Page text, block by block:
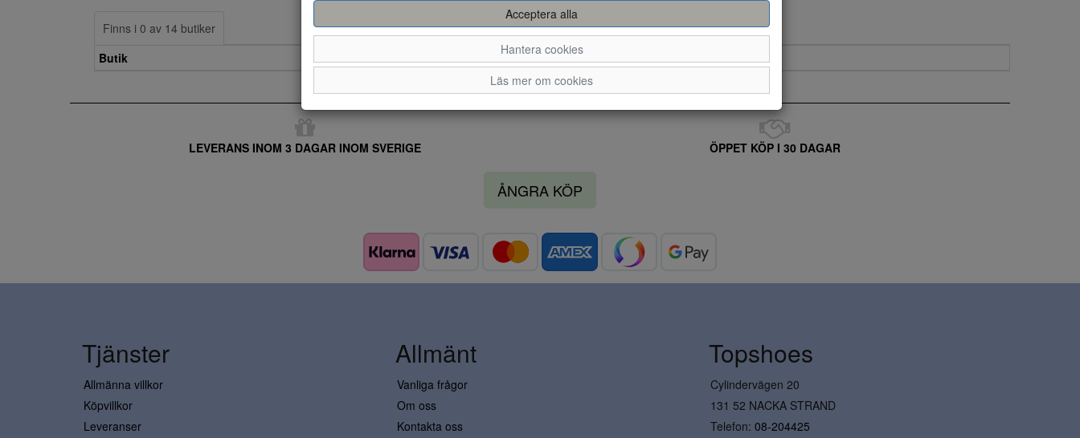
Finns i 0 av 14 butiker
Butik
LEVERANS INOM 3 DAGAR INOM SVERIGE ÖPPET KÖP I 30 DAGAR
ÅNGRA KÖP
Acceptera alla
Hantera cookies
Läs mer om cookies
Tjänster
Allmänna villkor
Köpvillkor
Leveranser
Allmänt
Vanliga frågor
Om oss
Kontakta oss
Topshoes
Cylindervägen 20
131 52 NACKA STRAND
Telefon: 08-204425